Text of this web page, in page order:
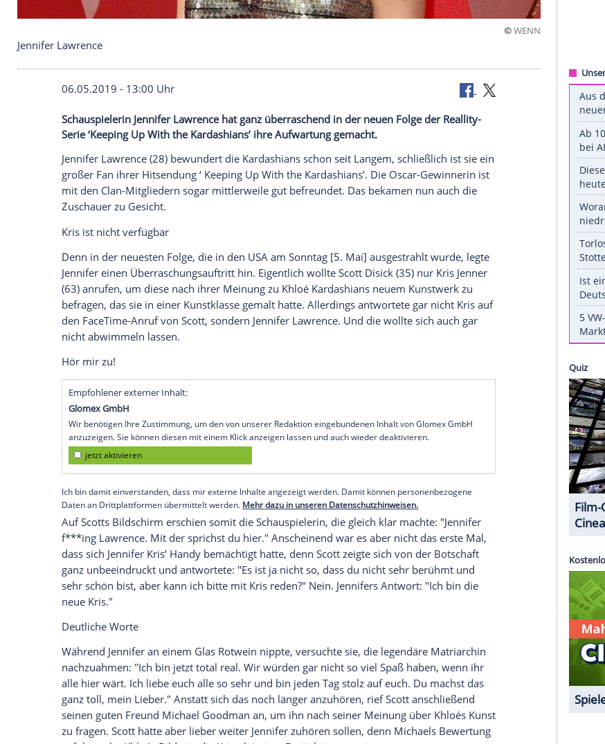
Jennifer Lawrence
06.05.2019 - 13:00 Uhr
Schauspielerin Jennifer Lawrence hat ganz überraschend in der neuen Folge der Reallity-
Serie ‘Keeping Up With the Kardashians’ ihre Aufwartung gemacht.
Jennifer Lawrence(28) bewundert die Kardashiansschon seit Langem, schließlich ist sie ein
großer Fan ihrer Hitsendung ‘ Keeping Up With the
’. Die Oscar-Gewinnerin ist
mit den Clan-Mitgliedern sogar mittlerweile gut befreundet. Das bekamen nun auch die
Zuschauer zu Gesicht.
Krisist nicht verfügbar
Denn in der neuesten Folge, die in denUSAam Sonntag [5. Mai] ausgestrahlt wurde, legte
Jennifereinen Überraschungsauftritt hin. Eigentlich wollte Scott Disick (35) nur
Kris Jenner
(63) anrufen, um diese nach ihrer Meinung zuKhloé Kardashiansneuem Kunstwerk zu
befragen, das sie in einer Kunstklasse gemalt hatte. Allerdings antwortete gar nicht Krisauf
den FaceTime-Anruf von Scott, sondernJennifer Lawrence. Und die wollte sich auch gar
nicht abwimmeln lassen.
Hör mir zu!
Empfohlener externer Inhalt:
Glomex GmbH
Wir benötigen Ihre Zustimmung, um den von unserer Redaktion eingebundenen Inhalt von Glomex GmbH
anzuzeigen. Sie können diesen mit einem Klick anzeigen lassen und auch wieder deaktivieren.
jetzt aktivieren
Ich bin damit einverstanden, dass mir externe Inhalte angezeigt werden. Damit können personenbezogene
Daten an Drittplattformen übermittelt werden.Mehr dazu in unseren Datenschutzhinweisen.